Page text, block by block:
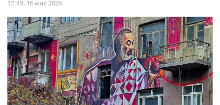
Нажимая кнопку «Стать соучастником»,
я принимаю условия и подтверждаю свое гражданство РФ
СТАТЬ СОУЧАСТНИКОМ
ПОДЕЛИТЬСЯ С ДРУЗЬЯМИ
Если у вас есть вопросы, пишите donate@novayagazeta.ruили
звоните: